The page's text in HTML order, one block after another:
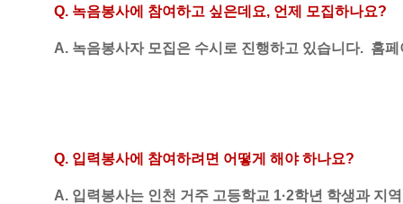
Q. 녹음봉사에 참여하고 싶은데요, 언제 모집하나요?
A. 녹음봉사자 모집은 수시로 진행하고 있습니다.  홈
Q. 입력봉사에 참여하려면 어떻게 해야 하나요?
A. 입력봉사는 인천 거주 고등학교 1·2학년 학생과 지